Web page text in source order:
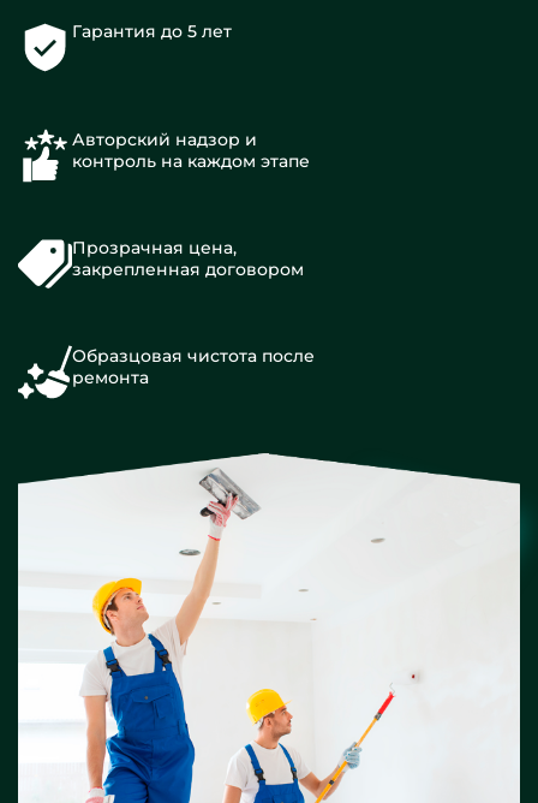
Гарантия до 5 лет
Авторский надзор и
контроль на каждом этапе
Прозрачная цена,
закрепленная договором
Образцовая чистота после
ремонта